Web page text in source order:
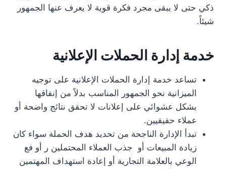
ذكي حتى لا يبقى مجرد فكرة قوية لا يعرف عنها الجمهور
شيئاً.
خدمة إدارة الحملات الإعلانية
تساعد خدمة إدارة الحملات الإعلانية على توجيه
الميزانية نحو الجمهور المناسب بدلاً من إنفاقها
بشكل عشوائي على إعلانات لا تحقق نتائج واضحة أو
عملاء حقيقيين.
تبدأ الإدارة الناجحة من تحديد هدف الحملة سواء كان
زيادة المبيعات أو جذب العملاء المحتملين ر أو فع
الوعي بالعلامة التجارية أو إعادة استهداف المهتمين